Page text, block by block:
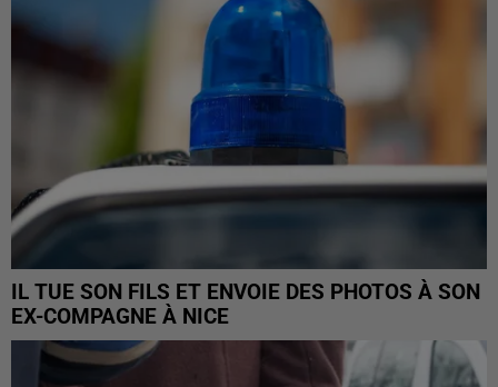
IL TUE SON FILS ET ENVOIE DES PHOTOS À SON
EX-COMPAGNE À NICE